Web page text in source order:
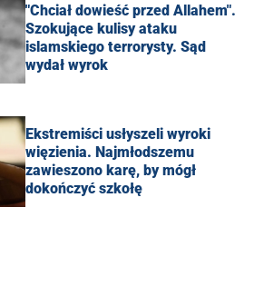
"Chciał dowieść przed Allahem".
Szokujące kulisy ataku
islamskiego terrorysty. Sąd
wydał wyrok
Ekstremiści usłyszeli wyroki
więzienia. Najmłodszemu
zawieszono karę, by mógł
dokończyć szkołę